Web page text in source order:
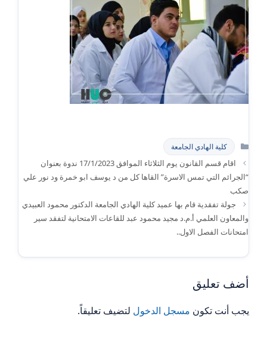
التصنيفات
كلية الهادي الجامعة
اقام قسم القانون يوم الثلاثاء الموافق 17/1/2023 ندوة بعنوان
“الجرائم التي تمس الاسرة” القاها كل من د يوسف ابو خمرة ود نور علي
صكب
جولة تفقدية قام بها عميد كلية الهادي الجامعة الدكتور محمود العبيدي
والمعاون العلمي أ.م.د مجيد محمود عبد للقاعات الامتحانية لتفقد سير
امتحانات الفصل الاول..
أضف تعليق
يجب أنت تكون مسجل الدخول لتضيف تعليقاً.